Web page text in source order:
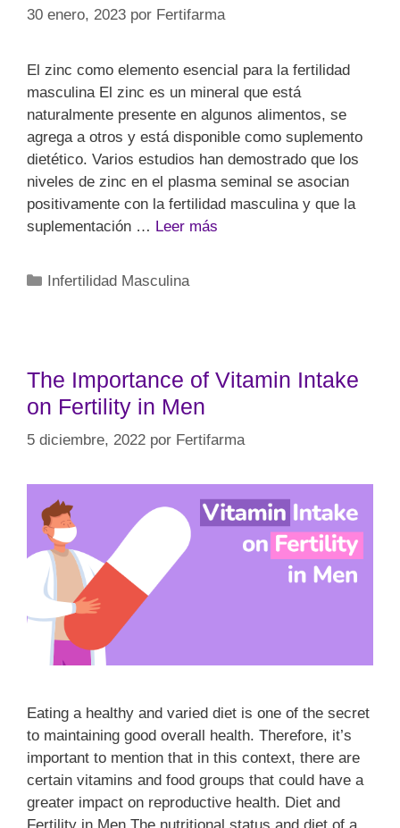
30 enero, 2023 por Fertifarma
El zinc como elemento esencial para la fertilidad
masculina El zinc es un mineral que está
naturalmente presente en algunos alimentos, se
agrega a otros y está disponible como suplemento
dietético. Varios estudios han demostrado que los
niveles de zinc en el plasma seminal se asocian
positivamente con la fertilidad masculina y que la
suplementación … Leer más
Infertilidad Masculina
The Importance of Vitamin Intake
on Fertility in Men
5 diciembre, 2022 por Fertifarma
Eating a healthy and varied diet is one of the secret
to maintaining good overall health. Therefore, it’s
important to mention that in this context, there are
certain vitamins and food groups that could have a
greater impact on reproductive health. Diet and
Fertility in Men The nutritional status and diet of a